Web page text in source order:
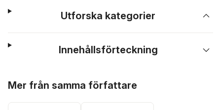
Utforska kategorier
Innehållsförteckning
Mer från samma författare